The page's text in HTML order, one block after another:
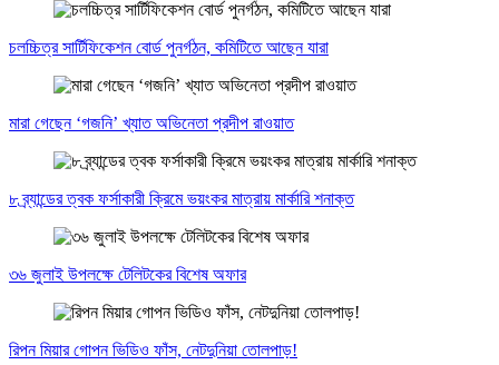
চলচ্চিত্র সার্টিফিকেশন বোর্ড পুনর্গঠন, কমিটিতে আছেন যারা
মারা গেছেন ‘গজনি’ খ্যাত অভিনেতা প্রদীপ রাওয়াত
৮ ব্র্যান্ডের ত্বক ফর্সাকারী ক্রিমে ভয়ংকর মাত্রায় মার্কারি শনাক্ত
৩৬ জুলাই উপলক্ষে টেলিটকের বিশেষ অফার
রিপন মিয়ার গোপন ভিডিও ফাঁস, নেটদুনিয়া তোলপাড়!